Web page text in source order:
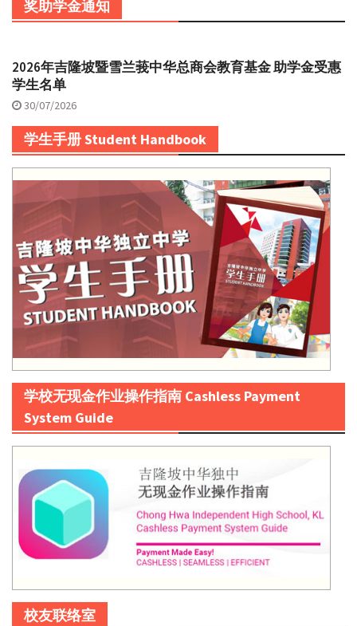
奖助学金通知
2026年吉隆坡暨雪兰莪中华总商会教育基金 助学金受惠
学生名单
30/07/2026
学生手册 Student Handbook
学校无现金作业操作指南 Cashless Payment
System Guide
校友联络室